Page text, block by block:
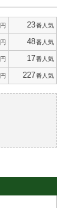
円 23番人気
円 48番人気
円 17番人気
円 227番人気